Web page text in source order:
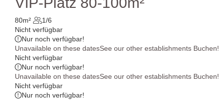
80m²
1/6
Nicht verfügbar
Nur noch verfügbar!
Unavailable on these datesSee our other establishments Buchen!
Nicht verfügbar
Nur noch verfügbar!
Unavailable on these datesSee our other establishments Buchen!
Nicht verfügbar
Nur noch verfügbar!